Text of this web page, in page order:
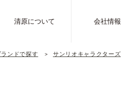
清原について 会社情報
ランドで探す サンリオキャラクターズ